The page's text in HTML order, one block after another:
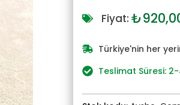
Fiyat: Orijinal
₺
Türkiye'nin her
Teslimat Süresi: